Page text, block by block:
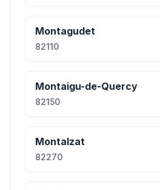
Montagudet
82110
Montaigu-de-Quercy
82150
Montalzat
82270